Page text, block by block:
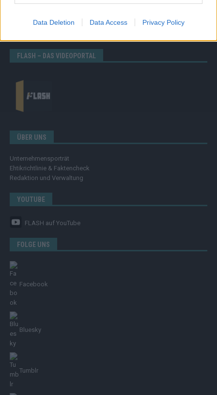
Data Deletion Data Access Privacy Policy
Extra
Streams & Storys
FLASH – DAS VIDEOPORTAL
ÜBER UNS
Unternehmensporträt
Ehtikrichtlinie & Faktencheck
Redaktion und Verwaltung
YOUTUBE
FLASH auf YouTube
FOLGE UNS
Facebook
Bluesky
Tumblr